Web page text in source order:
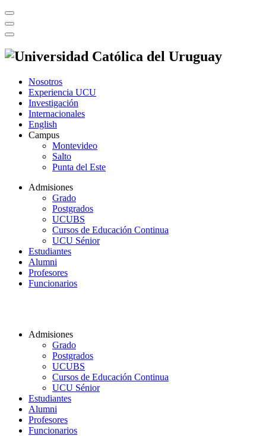
Nosotros
Experiencia UCU
Investigación
Internacionales
English
Campus
Montevideo
Salto
Punta del Este
Admisiones
Grado
Postgrados
UCUBS
Cursos de Educación Continua
UCU Sénior
Estudiantes
Alumni
Profesores
Funcionarios
Admisiones
Grado
Postgrados
UCUBS
Cursos de Educación Continua
UCU Sénior
Estudiantes
Alumni
Profesores
Funcionarios